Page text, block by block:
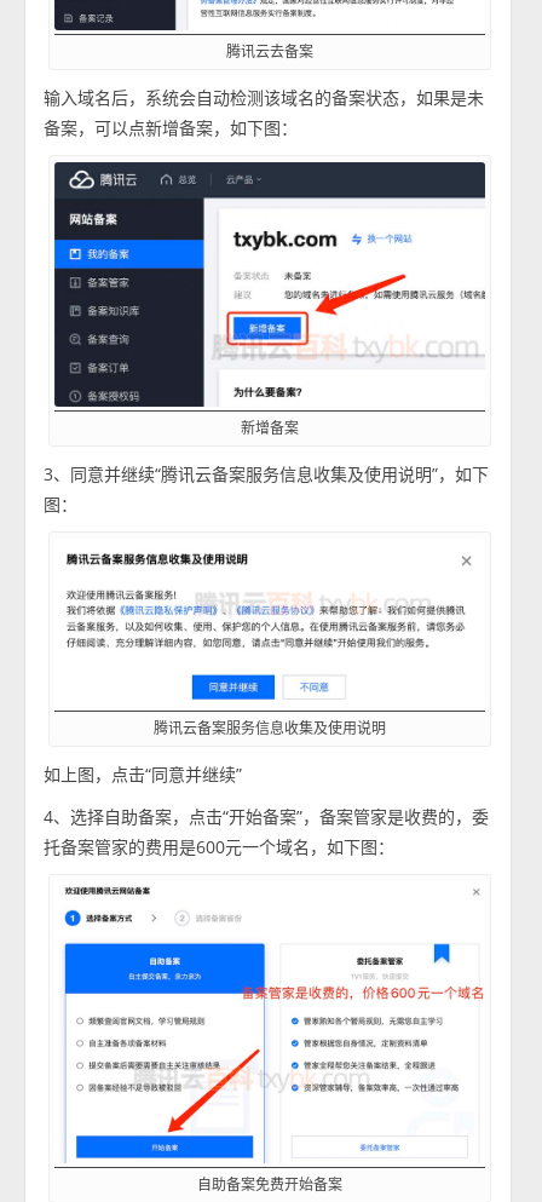
腾讯云去备案
输入域名后，系统会自动检测该域名的备案状态，如果是未
备案，可以点新增备案，如下图：
新增备案
3、同意并继续“腾讯云备案服务信息收集及使用说明”，如下
图：
腾讯云备案服务信息收集及使用说明
如上图，点击“同意并继续”
4、选择自助备案，点击“开始备案”，备案管家是收费的，委
托备案管家的费用是600元一个域名，如下图：
自助备案免费开始备案